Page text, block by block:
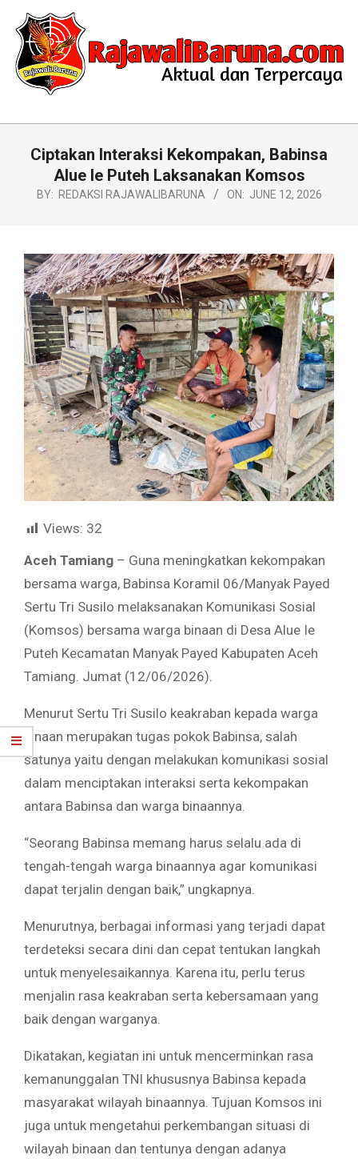
content
Primary
Ciptakan Interaksi Kekompakan, Babinsa
Alue Ie Puteh Laksanakan Komsos
BY: REDAKSI RAJAWALIBARUNA ON: JUNE 12, 2026
Views: 32
Aceh Tamiang – Guna meningkatkan kekompakan
bersama warga, Babinsa Koramil 06/Manyak Payed
Sertu Tri Susilo melaksanakan Komunikasi Sosial
(Komsos) bersama warga binaan di Desa Alue Ie
Puteh Kecamatan Manyak Payed Kabupaten Aceh
Tamiang. Jumat (12/06/2026).
Menurut Sertu Tri Susilo keakraban kepada warga
binaan merupakan tugas pokok Babinsa, salah
satunya yaitu dengan melakukan komunikasi sosial
dalam menciptakan interaksi serta kekompakan
antara Babinsa dan warga binaannya.
“Seorang Babinsa memang harus selalu ada di
tengah-tengah warga binaannya agar komunikasi
dapat terjalin dengan baik,” ungkapnya.
Menurutnya, berbagai informasi yang terjadi dapat
terdeteksi secara dini dan cepat tentukan langkah
untuk menyelesaikannya. Karena itu, perlu terus
menjalin rasa keakraban serta kebersamaan yang
baik dengan warganya.
Dikatakan, kegiatan ini untuk mencerminkan rasa
kemanunggalan TNI khususnya Babinsa kepada
masyarakat wilayah binaannya. Tujuan Komsos ini
juga untuk mengetahui perkembangan situasi di
wilayah binaan dan tentunya dengan adanya